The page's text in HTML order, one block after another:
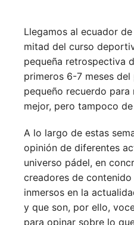
Llegamos al ecuador
mitad del curso
pequeña retrospectiva
primeros 6-7 meses
pequeño recuerdo
mejor, pero tampoco
A lo largo de estas
opinión de diferentes
universo pádel, en
creadores de
inmersos en la
y que son, por ello,
para opinar sobre lo